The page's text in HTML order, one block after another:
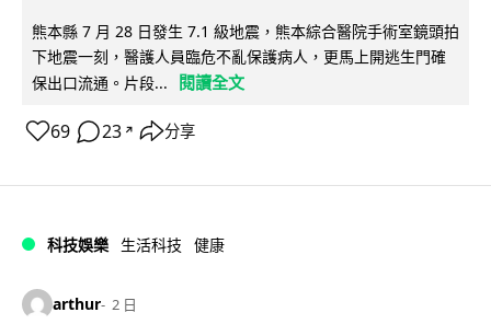
熊本縣 7 月 28 日發生 7.1 級地震，熊本綜合醫院手術室鏡頭拍
下地震一刻，醫護人員臨危不亂保護病人，更馬上開逃生門確
保出口流通。片段...
閱讀全文
69 23 ↗ 分享
科技娛樂 生活科技 健康
arthur 2 日